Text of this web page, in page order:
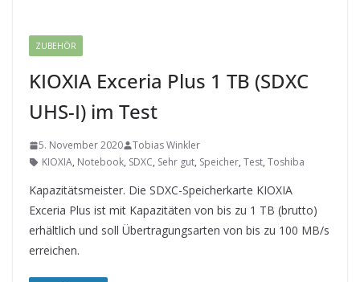
ZUBEHÖR
KIOXIA Exceria Plus 1 TB (SDXC
UHS-I) im Test
5. November 2020
Tobias Winkler
KIOXIA, Notebook, SDXC, Sehr gut, Speicher, Test, Toshiba
Kapazitätsmeister. Die SDXC-Speicherkarte KIOXIA
Exceria Plus ist mit Kapazitäten von bis zu 1 TB (brutto)
erhältlich und soll Übertragungsarten von bis zu 100 MB/s
erreichen.